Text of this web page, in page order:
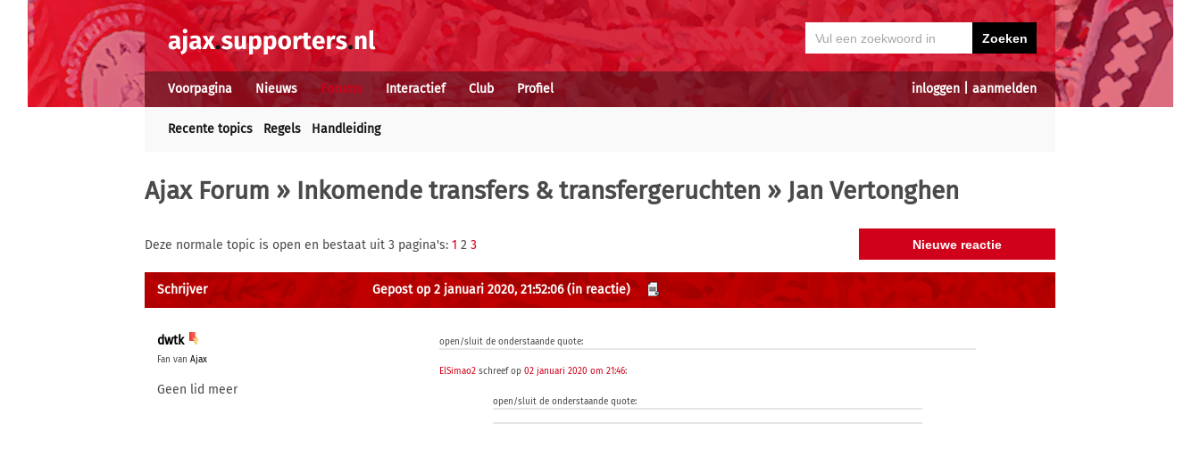
inloggen aanmelden
Voorpagina Nieuws Forums Interactief Club Profiel
Recente topics Regels Handleiding
Ajax Forum » Inkomende transfers & transfergeruchten » Jan Vertonghen
Deze normale topic is open en bestaat uit 3 pagina's: 1 2 3
Schrijver Gepost op 2 januari 2020, 21:52:06 (in reactie)
dwtk
Fan van Ajax
Geen lid meer
open/sluit de onderstaande quote:
ElSimao2 schreef op02 januari 2020 om 21:46:
open/sluit de onderstaande quote: